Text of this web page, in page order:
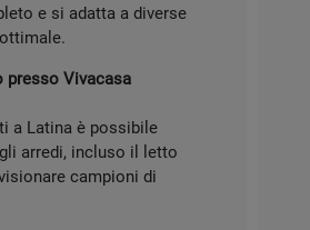
e si adatta a diverse
presso Vivacasa
a Latina è possibile
arredi, incluso il letto
campioni di